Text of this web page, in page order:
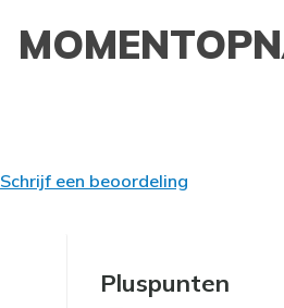
Schrijf een beoordeling
Pluspunten